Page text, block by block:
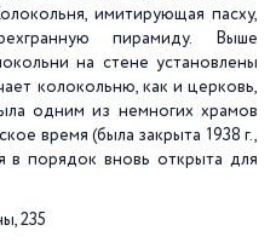
имитирующая пасху,
пирамиду. Выше
на стене установлены
колокольню, как и церковь,
одним из немногих храмов
время (была закрыта 1938 г.,
в порядок вновь открыта для
235